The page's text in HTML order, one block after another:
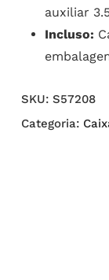
auxiliar
Incluso:
SKU: S57208
Categoria: